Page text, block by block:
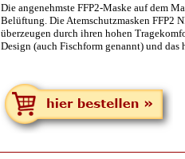
Die angenehmste FFP2-Maske auf dem
Belüftung. Die Atemschutzmasken FFP2
überzeugen durch ihren hohen
Design (auch Fischform genannt) und das